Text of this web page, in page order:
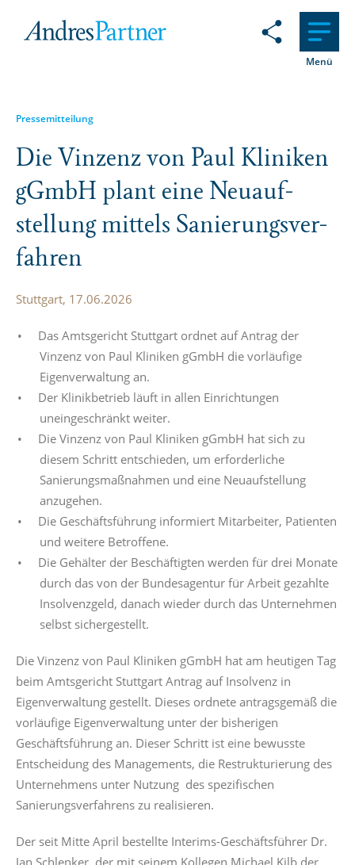
Menü
Pressemitteilung
Die Vinzenz von Paul Kliniken
gGmbH plant eine Neuauf­
stellung mittels Sanie­rungs­ver­
fahren
Stuttgart, 17.06.2026
Das Amtsgericht Stuttgart ordnet auf Antrag der
Vinzenz von Paul Kliniken gGmbH die vorläufige
Eigenverwaltung an.
Der Klinikbetrieb läuft in allen Einrichtungen
uneingeschränkt weiter.
Die Vinzenz von Paul Kliniken gGmbH hat sich zu
diesem Schritt entschieden, um erforderliche
Sanierungsmaßnahmen und eine Neuaufstellung
anzugehen.
Die Geschäftsführung informiert Mitarbeiter, Patienten
und weitere Betroffene.
Die Gehälter der Beschäftigten werden für drei Monate
durch das von der Bundesagentur für Arbeit gezahlte
Insolvenzgeld, danach wieder durch das Unternehmen
selbst sichergestellt.
Die Vinzenz von Paul Kliniken gGmbH hat am heutigen Tag
beim Amtsgericht Stuttgart Antrag auf Insolvenz in
Eigenverwaltung gestellt. Dieses ordnete antragsgemäß die
vorläufige Eigenverwaltung unter der bisherigen
Geschäftsführung an. Dieser Schritt ist eine bewusste
Entscheidung des Managements, die Restrukturierung des
Unternehmens unter Nutzung des spezifischen
Sanierungsverfahrens zu realisieren.
Der seit Mitte April bestellte Interims-Geschäftsführer Dr.